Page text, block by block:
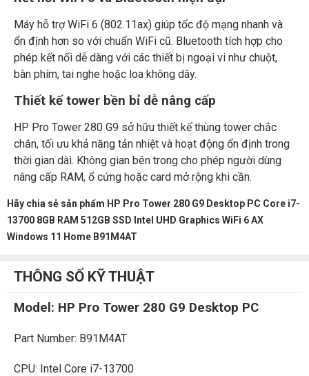
Máy hỗ trợ WiFi 6 (802.11ax) giúp tốc độ mạng nhanh và
ổn định hơn so với chuẩn WiFi cũ. Bluetooth tích hợp cho
phép kết nối dễ dàng với các thiết bị ngoại vi như chuột,
bàn phím, tai nghe hoặc loa không dây.
Thiết kế tower bền bỉ dễ nâng cấp
HP Pro Tower 280 G9 sở hữu thiết kế thùng tower chắc
chắn, tối ưu khả năng tản nhiệt và hoạt động ổn định trong
thời gian dài. Không gian bên trong cho phép người dùng
nâng cấp RAM, ổ cứng hoặc card mở rộng khi cần.
Hãy chia sẻ sản phẩm HP Pro Tower 280 G9 Desktop PC Core i7-
13700 8GB RAM 512GB SSD Intel UHD Graphics WiFi 6 AX
Windows 11 Home B91M4AT
THÔNG SỐ KỸ THUẬT
Model: HP Pro Tower 280 G9 Desktop PC
Part Number: B91M4AT
CPU: Intel Core i7-13700